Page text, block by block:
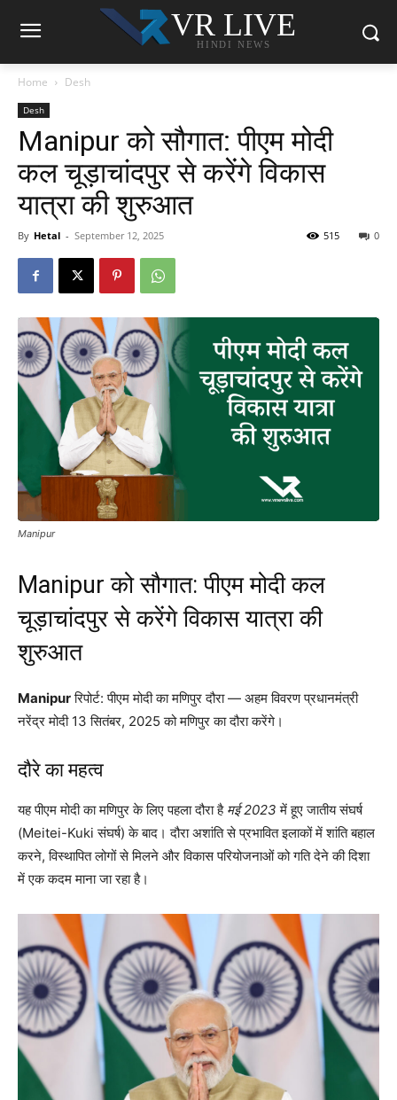
VR LIVE
HINDI NEWS
Home Desh
Desh
Manipur को सौगात: पीएम मोदी
कल चूड़ाचांदपुर से करेंगे विकास
यात्रा की शुरुआत
By Hetal - September 12, 2025 0
515
Manipur
Manipur को सौगात: पीएम मोदी कल
चूड़ाचांदपुर से करेंगे विकास यात्रा की
शुरुआत
Manipurरिपोर्ट: पीएम मोदी का मणिपुर दौरा — अहम विवरण प्रधानमंत्री
नरेंद्र मोदी 13 सितंबर, 2025 को मणिपुर का दौरा करेंगे।
दौरे का महत्व
यह पीएम मोदी का मणिपुर के लिए पहला दौरा है मई 2023 में हूए जातीय संघर्ष
(Meitei-Kuki संघर्ष) के बाद। दौरा अशांति से प्रभावित इलाकों में शांति बहाल
करने, विस्थापित लोगों से मिलने और विकास परियोजनाओं को गति देने की दिशा
में एक कदम माना जा रहा है।